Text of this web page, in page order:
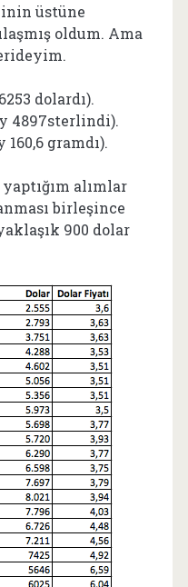
üstüne
oldum. Ama
dolardı).
4897sterlindi).
160,6 gramdı).
yaptığım alımlar
birleşince
900 dolar